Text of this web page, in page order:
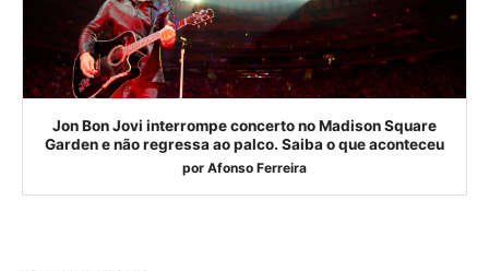
Jon Bon Jovi interrompe concerto no Madison Square
Garden e não regressa ao palco. Saiba o que aconteceu
por Afonso Ferreira